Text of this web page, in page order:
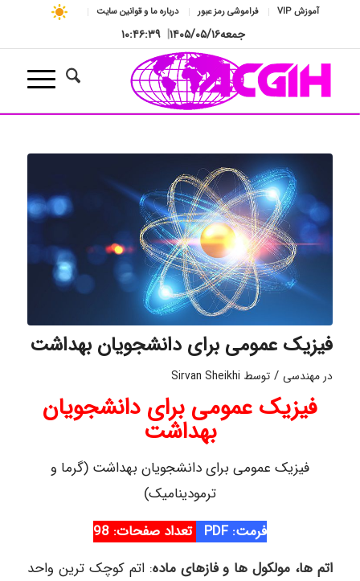
آموزش VIP فراموشی رمز عبور درباره ما و قوانین سایت
جمعه۱۴۰۵/۰۵/۱۶| ۱۰:۴۶:۳۹
فیزیک عمومی برای دانشجویان بهداشت
در مهندسی / توسط Sirvan Sheikhi
فیزیک عمومی برای دانشجویان
بهداشت
فیزیک عمومی برای دانشجویان بهداشت (گرما و
ترمودینامیک)
فرمت: PDF
تعداد صفحات: 98
اتم ها، مولکول ها و فازهای ماده: اتم کوچک ترین واحد